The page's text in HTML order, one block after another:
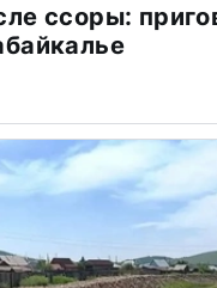
ссоры: